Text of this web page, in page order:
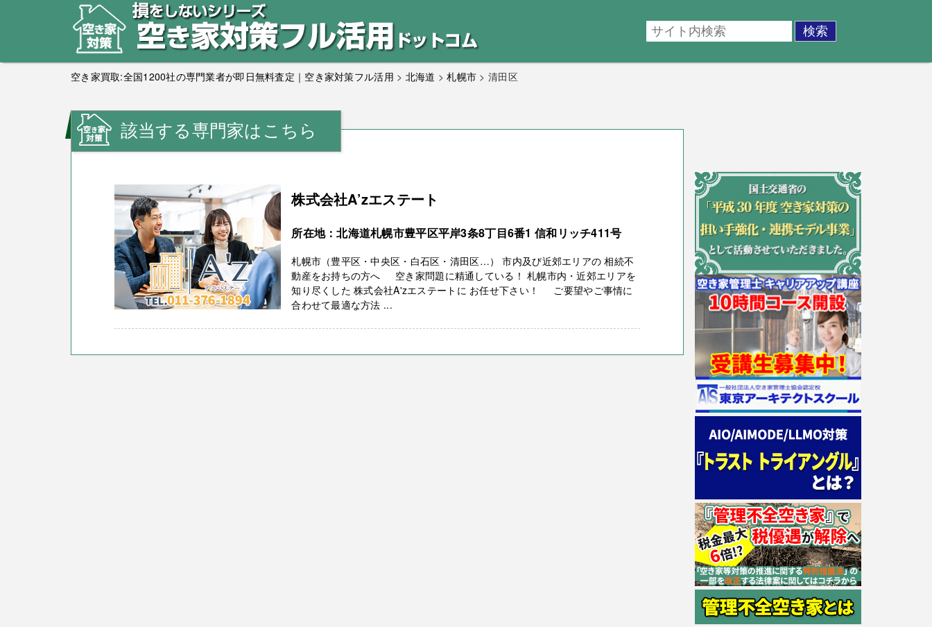
空き家買取:全国1200社の専門業者が即日無料査定｜空き家対策フル活用 > 北海道 >札幌市 >清田区
該当する専門家はこちら
株式会社A’zエステート
所在地：北海道札幌市豊平区平岸3条8丁目6番1 信和リッチ411号
札幌市（豊平区・中央区・白石区・清田区…） 市内及び近郊エリアの 相続不
動産をお持ちの方へ 空き家問題に精通している！ 札幌市内・近郊エリアを
知り尽くした 株式会社A'zエステートに お任せ下さい！ ご要望やご事情に
合わせて最適な方法 ...